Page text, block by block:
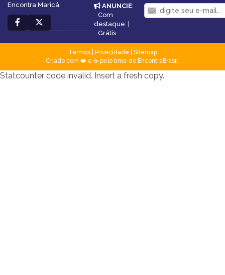
Encontra Maricá.
ANUNCIE:
Com
destaque |
Grátis
Termos| Privacidade
Sitemap
Criado com ❤️ e ☕ pelo time do EncontraBrasil
Statcounter code invalid. Insert a fresh copy.